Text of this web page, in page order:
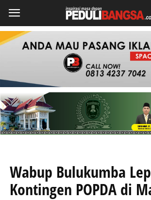
Wabup Bulukumba
Kontingen POPDA di